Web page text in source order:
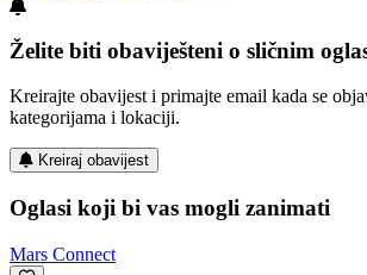
Želite biti obaviješteni o sličnim
Kreirajte obavijest i primajte email kada se
kategorijama i lokaciji.
Kreiraj obavijest
Oglasi koji bi vas mogli zanimati
Mars Connect